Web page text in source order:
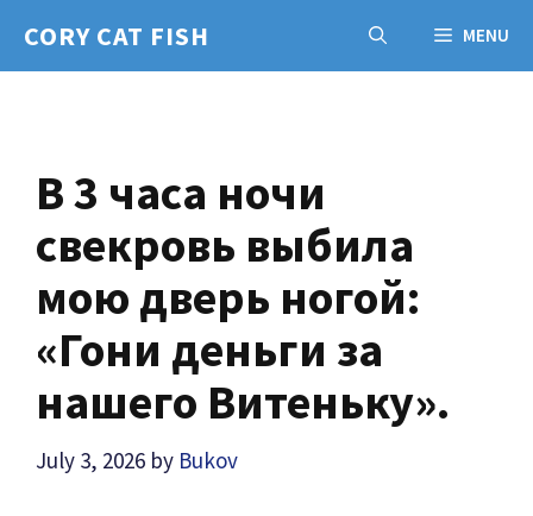
CORY CAT FISH MENU
В 3 часа ночи
свекровь выбила
мою дверь ногой:
«Гони деньги за
нашего Витеньку».
July 3, 2026 by Bukov